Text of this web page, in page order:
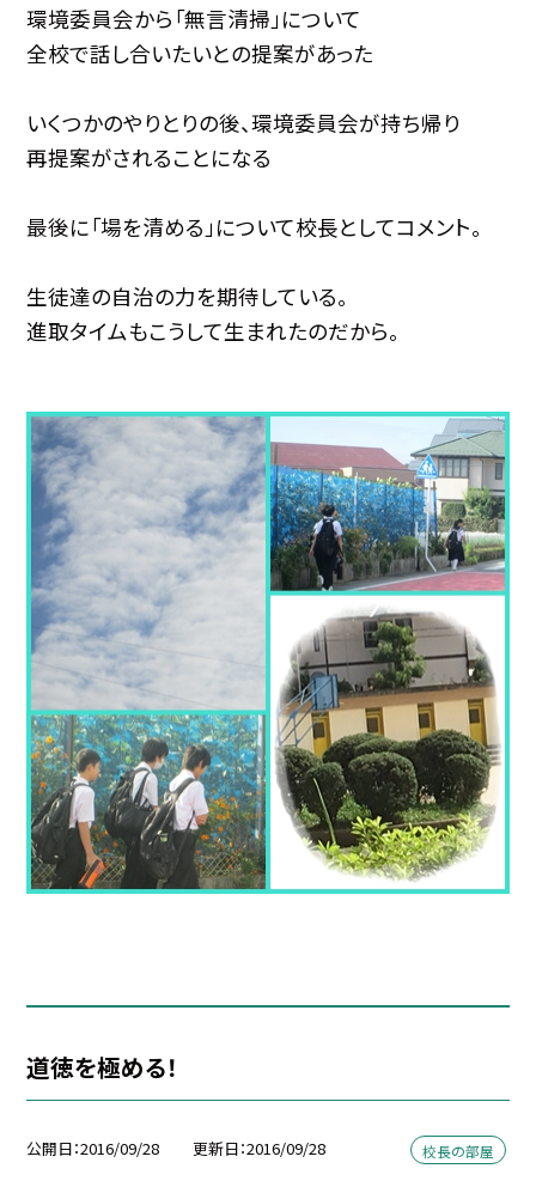
環境委員会から「無言清掃」について
全校で話し合いたいとの提案があった
いくつかのやりとりの後、環境委員会が持ち帰り
再提案がされることになる
最後に「場を清める」について校長としてコメント。
生徒達の自治の力を期待している。
進取タイムもこうして生まれたのだから。
道徳を極める！
公開日 2016/09/28 更新日 2016/09/28 校長の部屋